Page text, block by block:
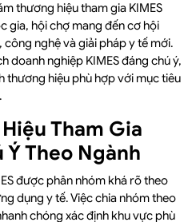
thương hiệu tham gia KIMES
gia, hội chợ mang đến cơ hội
nghệ và giải pháp y tế mới.
doanh nghiệp KIMES đáng chú ý,
thương hiệu phù hợp với mục tiêu
Tham Gia
Ý Theo Ngành
được phân nhóm khá rõ theo
dụng y tế. Việc chia nhóm theo
chóng xác định khu vực phù